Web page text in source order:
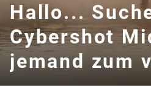
Hallo...
Cybershot
jemand zum